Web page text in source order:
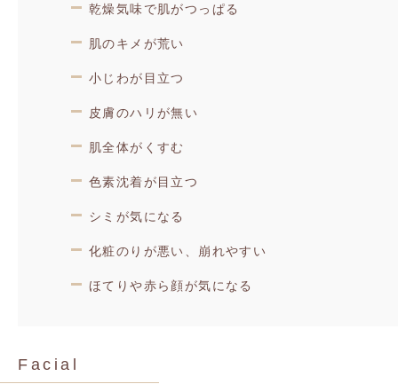
乾燥気味で肌がつっぱる
肌のキメが荒い
小じわが目立つ
皮膚のハリが無い
肌全体がくすむ
色素沈着が目立つ
シミが気になる
化粧のりが悪い、崩れやすい
ほてりや赤ら顔が気になる
Facial